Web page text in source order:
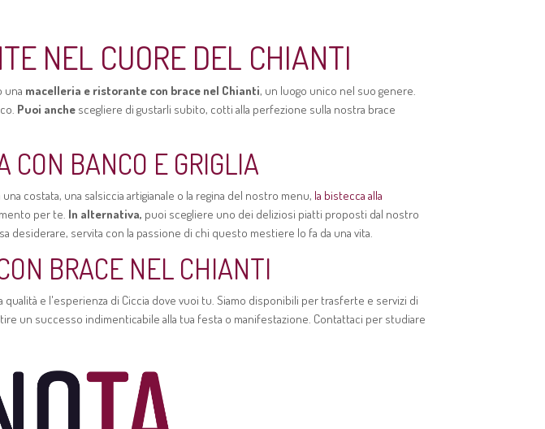
NEL CUORE DEL CHIANTI
una macelleria e ristorante con brace nel Chianti, un luogo unico nel suo genere.
Puoi anche scegliere di gustarli subito, cotti alla perfezione sulla nostra brace
CON BANCO E GRIGLIA
una costata, una salsiccia artigianale o la regina del nostro menu, la bistecca alla
per te. In alternativa, puoi scegliere uno dei deliziosi piatti proposti dal nostro
desiderare, servita con la passione di chi questo mestiere lo fa da una vita.
BRACE NEL CHIANTI
qualità e l'esperienza di Ciccia dove vuoi tu. Siamo disponibili per trasferte e servizi di
un successo indimenticabile alla tua festa o manifestazione. Contattaci per studiare